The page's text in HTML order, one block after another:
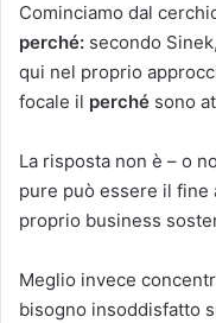
Cominciamo dal
perché: secondo
qui nel proprio
focale il perché sono
La risposta non è – o
pure può essere il
proprio business
Meglio invece
bisogno insoddisfatto